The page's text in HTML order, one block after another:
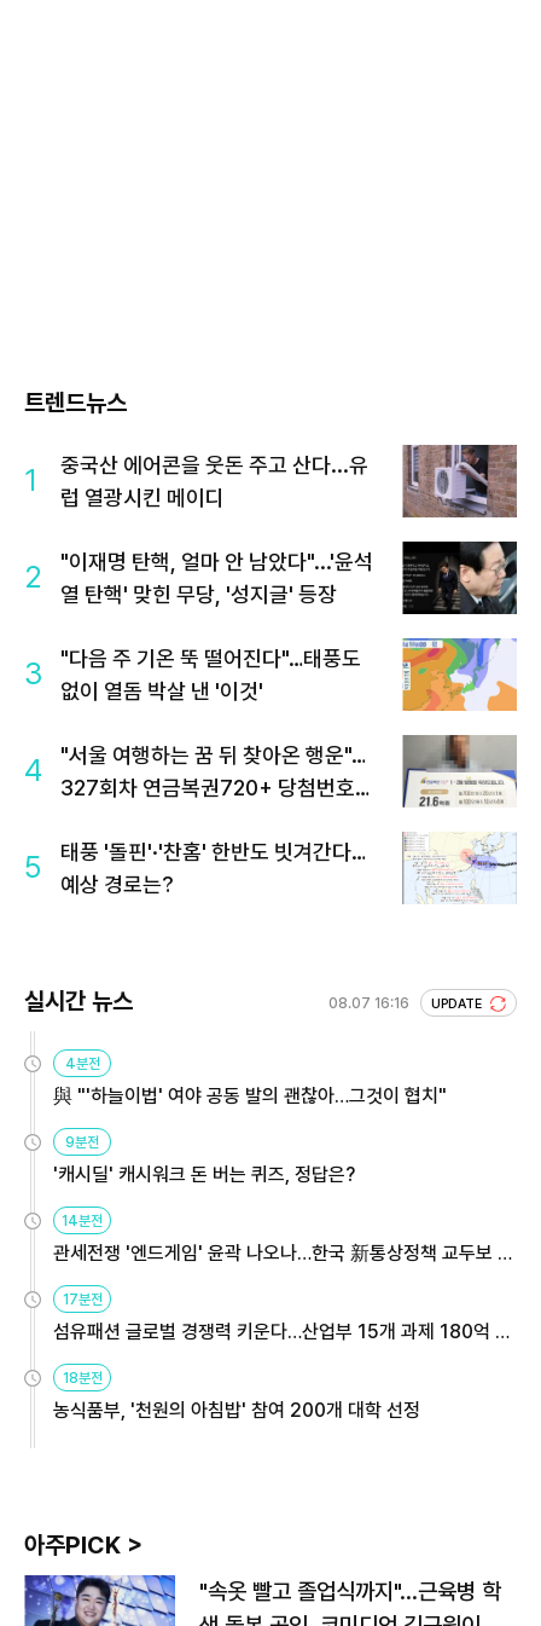
트렌드뉴스
1
중국산 에어콘을 웃돈 주고 산다...유
럽 열광시킨 메이디
2
"이재명 탄핵, 얼마 안 남았다"...'윤석
열 탄핵' 맞힌 무당, '성지글' 등장
3
"다음 주 기온 뚝 떨어진다"…태풍도
없이 열돔 박살 낸 '이것'
4
"서울 여행하는 꿈 뒤 찾아온 행운"…
327회차 연금복권720+ 당첨번호조
5
태풍 '돌핀'·'찬홈' 한반도 빗겨간다…
예상 경로는?
실시간 뉴스 08.07 16:16 UPDATE
4분전
與 "'하늘이법' 여야 공동 발의 괜찮아…그것이 협치"
9분전
'캐시딜' 캐시워크 돈 버는 퀴즈, 정답은?
14분전
관세전쟁 '엔드게임' 윤곽 나오나…한국 新통상정책 교두보 활
17분전
섬유패션 글로벌 경쟁력 키운다…산업부 15개 과제 180억 지
18분전
농식품부, '천원의 아침밥' 참여 200개 대학 선정
아주PICK >
"속옷 빨고 졸업식까지"…근육병 학